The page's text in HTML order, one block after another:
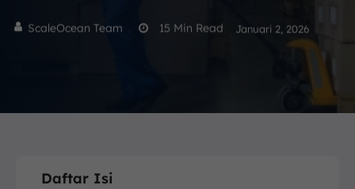
ScaleOcean Team 15 Min Read Januari 2, 2026
Daftar Isi